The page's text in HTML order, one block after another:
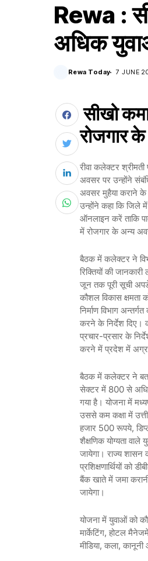
Rewa :
अधिक
Rewa Today 7 JUNE
सीखो
रोजगार
रीवा कलेक्टर
अवसर पर उन्होंने
अवसर मुहैया कराने के
उन्होंने कहा कि जिले
ऑनलाइन करें ताकि
में रोजगार के अन्य
बैठक में कलेक्टर ने
रिक्तियों की जानकारी
जून तक पूरी सूची
कौशल विकास क्षमता
निर्माण विभाग
करने के निर्देश दिए।
प्रचार-प्रसार के
करने में प्रदेश में
बैठक में कलेक्टर ने
सेक्टर में 800 से
गया है। योजना में
उससे कम कक्षा में
हजार 500 रूपये,
शैक्षणिक योग्यता वाले
जायेगा। राज्य शासन
प्रशिक्षणार्थियों को
बैंक खाते में जमा
जायेगा।
योजना में युवाओं को
मार्केटिंग, होटल
मीडिया, कला, कानूनी